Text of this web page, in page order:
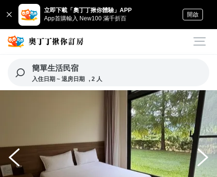
立即下載「奧丁丁揪你體驗」APP
App首購輸入 New100 滿千折百
開啟
簡單生活民宿
入住日期 ~ 退房日期 , 2 人